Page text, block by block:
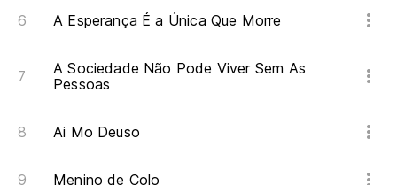
A Esperança É a Única Que Morre
A Sociedade Não Pode Viver Sem As
Pessoas
Ai Mo Deuso
Menino de Colo